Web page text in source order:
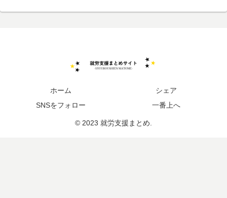
ホーム
シェア
SNSをフォロー
一番上へ
© 2023 就労支援まとめ.